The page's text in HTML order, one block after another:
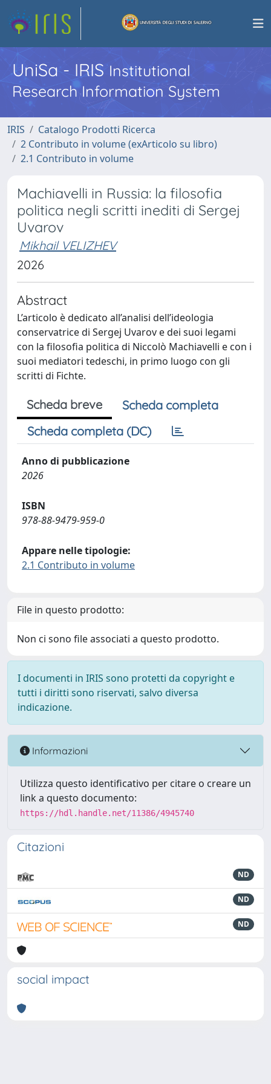
UniSa - IRISInstitutional
Research Information System
IRIS
Catalogo Prodotti Ricerca
2 Contributo in volume (exArticolo su libro)
2.1 Contributo in volume
Machiavelli in Russia: la filosofia
politica negli scritti inediti di Sergej
Uvarov
Mikhail VELIZHEV
2026
Abstract
L’articolo è dedicato all’analisi dell’ideologia
conservatrice di Sergej Uvarov e dei suoi legami
con la filosofia politica di Niccolò Machiavelli e con i
suoi mediatori tedeschi, in primo luogo con gli
scritti di Fichte.
Scheda breve
Scheda completa
Scheda completa (DC)
Anno di pubblicazione
2026
ISBN
978-88-9479-959-0
Appare nelle tipologie:
2.1 Contributo in volume
File in questo prodotto:
Non ci sono file associati a questo prodotto.
I documenti in IRIS sono protetti da copyright e
tutti i diritti sono riservati, salvo diversa
indicazione.
Informazioni
Utilizza questo identificativo per citare o creare un
link a questo documento:
https://hdl.handle.net/11386/4945740
Citazioni
ND
ND
ND
social impact